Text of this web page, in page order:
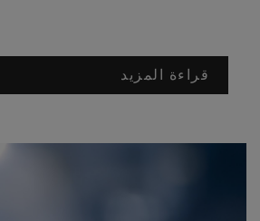
قراءة المزيد